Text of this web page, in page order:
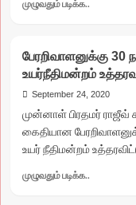
முழுவதும் படிக்க..
முதல்வர்
எடப்பாடி
திமுக
உறுப்பினர்
அட்டை…
ஆன்லைன்
உறுப்பினர்
பேரறிவாளனுக்கு
உயர்நீதிமன்றம்
September 24, 2020
முன்னாள் பிரதமர்
கைதியான
உயர் நீதிமன்றம்
முழுவதும் படிக்க..